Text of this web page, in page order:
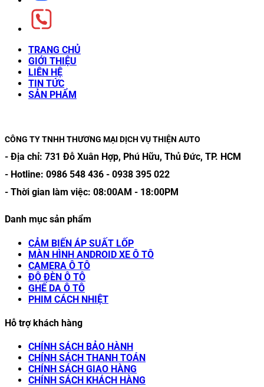
TRANG CHỦ
GIỚI THIỆU
LIÊN HỆ
TIN TỨC
SẢN PHẨM
CÔNG TY TNHH THƯƠNG MẠI DỊCH VỤ THIỆN AUTO
- Địa chỉ: 731 Đỗ Xuân Hợp, Phú Hữu, Thủ Đức, TP. HCM
- Hotline: 0986 548 436 - 0938 395 022
- Thời gian làm việc: 08:00AM - 18:00PM
Danh mục sản phẩm
CẢM BIẾN ÁP SUẤT LỐP
MÀN HÌNH ANDROID XE Ô TÔ
CAMERA Ô TÔ
ĐỘ ĐÈN Ô TÔ
GHẾ DA Ô TÔ
PHIM CÁCH NHIỆT
Hỗ trợ khách hàng
CHÍNH SÁCH BẢO HÀNH
CHÍNH SÁCH THANH TOÁN
CHÍNH SÁCH GIAO HÀNG
CHÍNH SÁCH KHÁCH HÀNG